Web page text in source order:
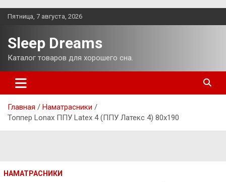
Перейти
Пятница, 7 августа, 2026
Sleep Dreams
Каталог товаров для хорошего сна.
Главная
Наматрасники
Топпер Lonax ППУ Latex 4 (ППУ Латекс 4) 80х190
НАМАТРАСНИКИ